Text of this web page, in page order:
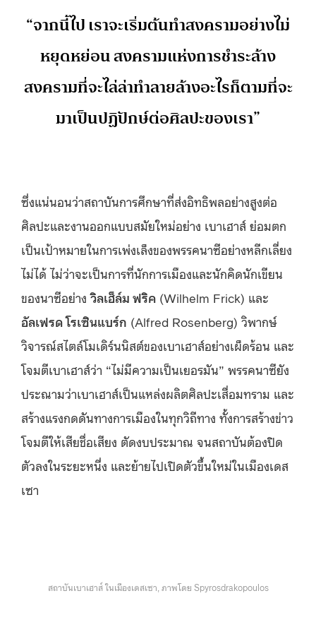
“จากนี้ไป เราจะเริ่มต้นทำสงครามอย่างไม่
หยุดหย่อน สงครามแห่งการชำระล้าง
สงครามที่จะไล่ล่าทำลายล้างอะไรก็ตามที่จะ
มาเป็นปฏิปักษ์ต่อศิลปะของเรา”
ซึ่งแน่นอนว่าสถาบันการศึกษาที่ส่งอิทธิพลอย่างสูงต่อ
ศิลปะและงานออกแบบสมัยใหม่อย่าง เบาเฮาส์ ย่อมตก
เป็นเป้าหมายในการเพ่งเล็งของพรรคนาซีอย่างหลีกเลี่ยง
ไม่ได้ ไม่ว่าจะเป็นการที่นักการเมืองและนักคิดนักเขียน
ของนาซีอย่างวิลเฮ็ล์ม ฟริค (Wilhelm Frick) และ
อัลเฟรด โรเซินแบร์ก (Alfred Rosenberg) วิพากษ์
วิจารณ์สไตล์โมเดิร์นนิสต์ของเบาเฮาส์อย่างเผ็ดร้อน และ
โจมตีเบาเฮาส์ว่า “ไม่มีความเป็นเยอรมัน” พรรคนาซียัง
ประณามว่าเบาเฮาส์เป็นแหล่งผลิตศิลปะเสื่อมทราม และ
สร้างแรงกดดันทางการเมืองในทุกวิถีทาง ทั้งการสร้างข่าว
โจมตีให้เสียชื่อเสียง ตัดงบประมาณ จนสถาบันต้องปิด
ตัวลงในระยะหนึ่ง และย้ายไปเปิดตัวขึ้นใหม่ในเมืองเดส
เซา
สถาบันเบาเฮาส์ ในเมืองเดสเซา, ภาพโดย Spyrosdrakopoulos